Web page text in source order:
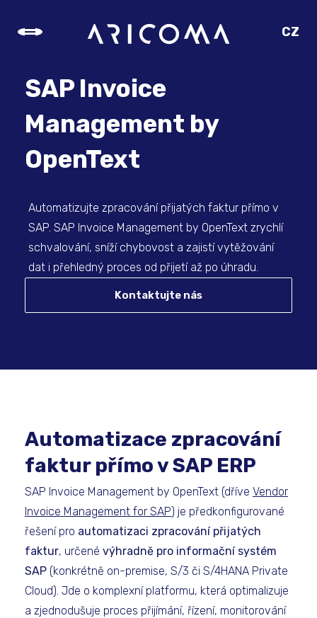
CZ
SAP Invoice
Management by
OpenText
Automatizujte zpracování přijatých faktur přímo v
SAP. SAP Invoice Management by OpenText zrychlí
schvalování, sníží chybovost a zajistí vytěžování
dat i přehledný proces od přijetí až po úhradu.
Kontaktujte nás
Automatizace zpracování
faktur přímo v SAP ERP
SAP Invoice Management by OpenText (dříve Vendor
Invoice Management for SAP) je předkonfigurované
řešení pro automatizaci zpracování přijatých
faktur, určené výhradně pro informační systém
SAP (konkrétně on-premise, S/3 či S/4HANA Private
Cloud). Jde o komplexní platformu, která optimalizuje
a zjednodušuje proces přijímání, řízení, monitorování